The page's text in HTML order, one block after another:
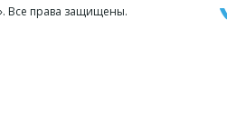
Все права защищены.